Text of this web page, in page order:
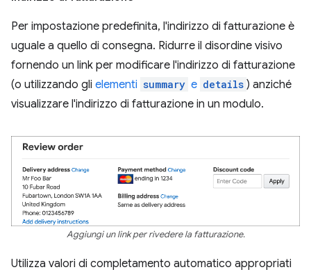
Per impostazione predefinita, l'indirizzo di fatturazione è
uguale a quello di consegna. Ridurre il disordine visivo
fornendo un link per modificare l'indirizzo di fatturazione
(o utilizzando gli elementi summary e details ) anziché
visualizzare l'indirizzo di fatturazione in un modulo.
Aggiungi un link per rivedere la fatturazione.
Utilizza valori di completamento automatico appropriati